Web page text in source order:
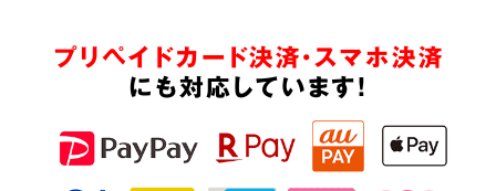
プリペイドカード決済・スマホ決済
にも対応しています!